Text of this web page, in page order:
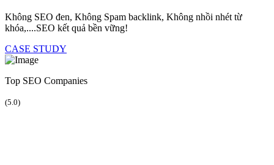
Không SEO đen, Không Spam backlink, Không nhồi nhét từ
khóa,....SEO kết quả bền vững!
CASE STUDY
Top SEO Companies
(5.0)